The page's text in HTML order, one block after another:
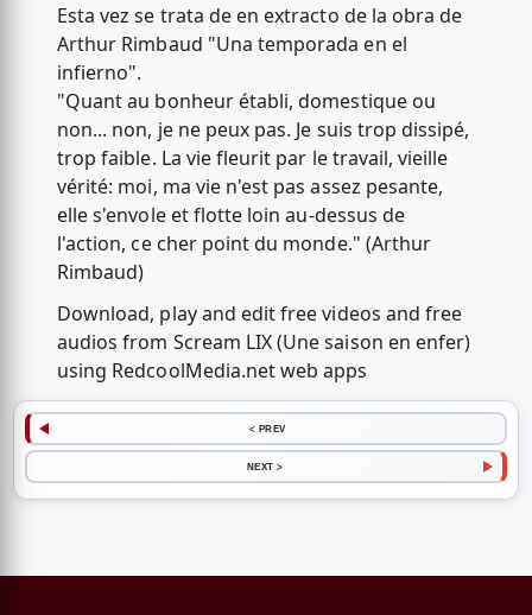
Esta vez se trata de en extracto de la obra de
Arthur Rimbaud "Una temporada en el
infierno".
"Quant au bonheur établi, domestique ou
non... non, je ne peux pas. Je suis trop dissipé,
trop faible. La vie fleurit par le travail, vieille
vérité: moi, ma vie n'est pas assez pesante,
elle s'envole et flotte loin au-dessus de
l'action, ce cher point du monde." (Arthur
Rimbaud)
Download, play and edit free videos and free
audios from Scream LIX (Une saison en enfer)
using RedcoolMedia.net web apps
< PREV
NEXT >